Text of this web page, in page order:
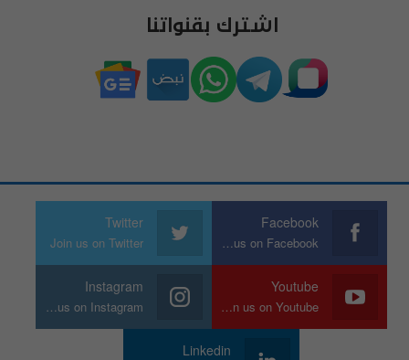
اشترك بقنواتنا
Facebook
Join us on Facebook
Twitter
Join us on Twitter
Youtube
Join us on Youtube
Instagram
Join us on Instagram
Linkedin